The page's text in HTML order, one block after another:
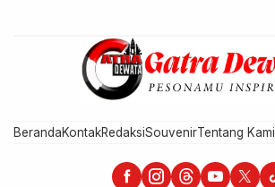
BerandaKontakRedaksiSouvenirTentang Kami